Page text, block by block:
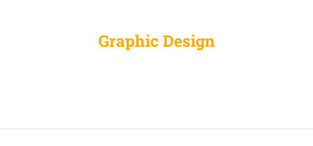
Graphic Design